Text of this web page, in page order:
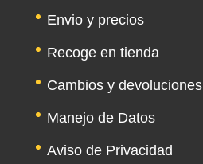
Envio y precios
Recoge en tienda
Cambios y devoluciones
Manejo de Datos
Aviso de Privacidad